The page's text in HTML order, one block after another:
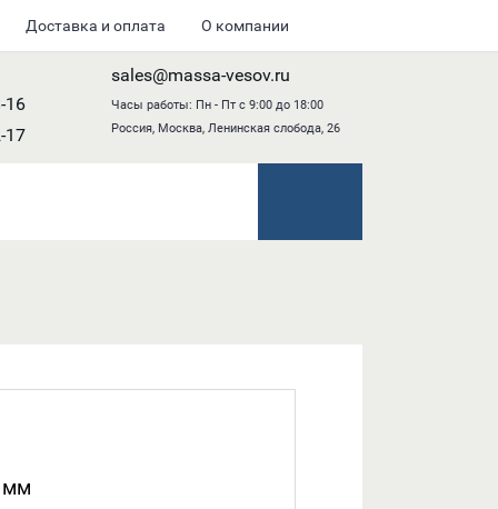
Доставка и оплата О компании
16
17
sales@massa-vesov.ru
Часы работы: Пн - Пт с 9:00 до 18:00
Россия, Москва, Ленинская слобода, 26
мм